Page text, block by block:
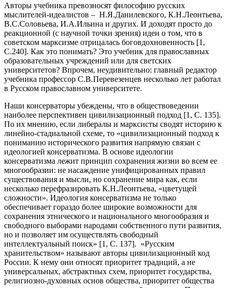
Авторы учебника превозносят философию русских
мыслителей-идеалистов – Н.Я.Данилевского, К.Н.Леонтьева,
В.С.Соловьева, И.А.Ильина и других. И доходят просто до
реакционной (с научной точки зрения) идеи о том, что в
советском марксизме отрицалась боговдохновенность [1,
С.240]. Как это понимать? Это учебник для православных
образовательных учреждений или для светских
университетов? Впрочем, неудивительно: главный редактор
учебника профессор С.В.Перевезенцев несколько лет работал
в Русском православном университете.
Наши консерваторы убеждены, что в обществоведении
наиболее перспективен цивилизационный подход [1, С. 135].
По их мнению, если либералы и марксисты сводят историю к
линейно-стадиальной схеме, то «цивилизационный подход к
пониманию исторического развития напрямую связан с
идеологией консерватизма. В основе идеологии
консерватизма лежит принцип сохранения жизни во всем ее
многообразии: не насаждение унифицированных правил
существования и мысли, но сохранение мира как, если
несколько перефразировать К.Н.Леонтьева, «цветущей
сложности». Идеология консерватизма не только
обеспечивает гораздо более широкие возможности для
сохранения этнического и национального многообразия и
свободного выборами народами собственного пути развития,
но и позволяет им осуществлять свободный
интеллектуальный поиск» [1, С. 137]. «Русским
хранительством» называют авторы цивилизационный код
России. К нему они относят приоритет традиций, а не
универсальных, абстрактных схем, приоритет государства,
религиозно-духовных основ общества, приоритет общества